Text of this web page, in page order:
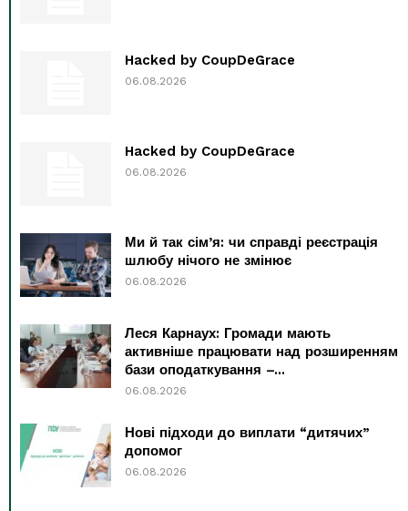
Hacked by CoupDeGrace
06.08.2026
Hacked by CoupDeGrace
06.08.2026
Ми й так сім’я: чи справді реєстрація
шлюбу нічого не змінює
06.08.2026
Леся Карнаух: Громади мають
активніше працювати над розширенням
бази оподаткування –...
06.08.2026
Нові підходи до виплати “дитячих”
допомог
06.08.2026